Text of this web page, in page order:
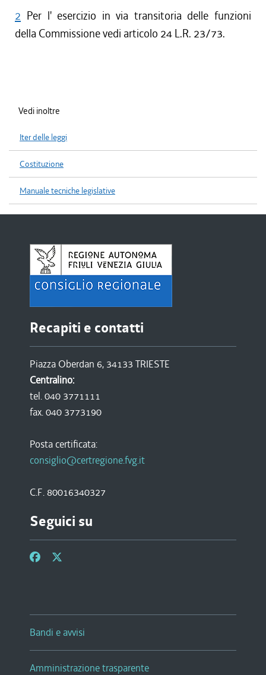
2 Per l' esercizio in via transitoria delle funzioni
della Commissione vedi articolo 24 L.R. 23/73.
Vedi inoltre
Iter delle leggi
Costituzione
Manuale tecniche legislative
Recapiti e contatti
Piazza Oberdan 6, 34133 TRIESTE
Centralino:
tel. 040 3771111
fax. 040 3773190
Posta certificata:
consiglio@certregione.fvg.it
C.F. 80016340327
Seguici su
Bandi e avvisi
Amministrazione trasparente